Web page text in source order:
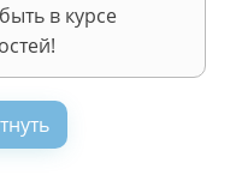
в курсе